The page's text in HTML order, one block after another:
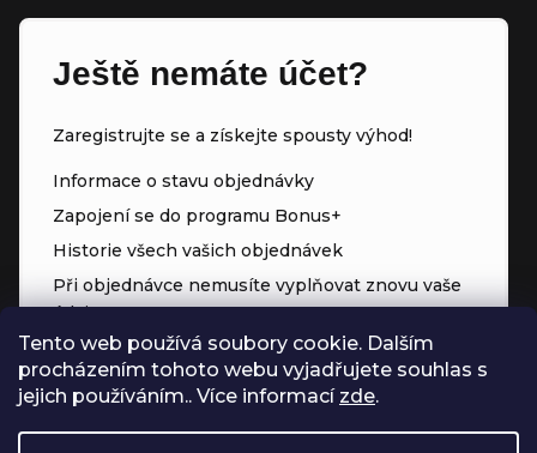
Tento web používá soubory cookie. Dalším
procházením tohoto webu vyjadřujete souhlas s
jejich používáním.. Více informací zde.
Ještě nemáte účet?
Zaregistrujte se a získejte spousty výhod!
Informace o stavu objednávky
Zapojení se do programu Bonus+
Historie všech vašich objednávek
Při objednávce nemusíte vyplňovat znovu vaše
údaje
Přednostní přístup ke slevám
Body za každý nákup